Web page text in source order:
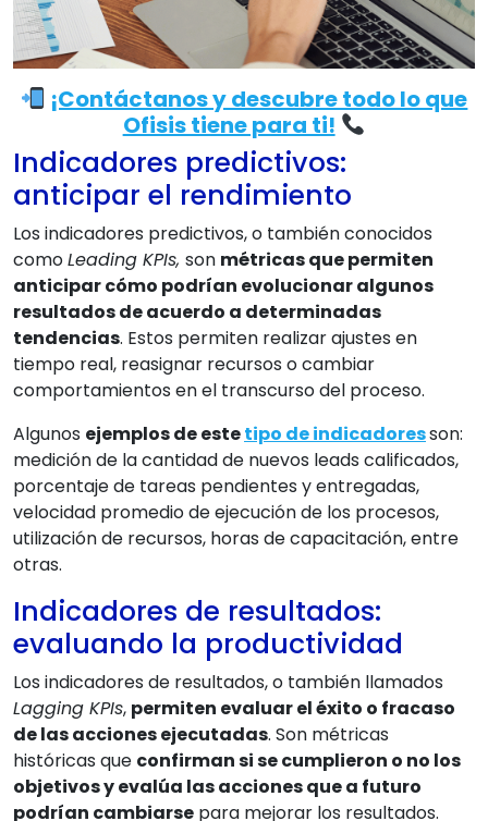
¡Contáctanos y descubre todo lo que
Ofisis tiene para ti!
Indicadores predictivos:
anticipar el rendimiento
Los indicadores predictivos, o también conocidos
comoLeading KPIs, son métricas que permiten
anticipar cómo podrían evolucionar algunos
resultados de acuerdo a determinadas
tendencias. Estos permiten realizar ajustes en
tiempo real, reasignar recursos o cambiar
comportamientos en el transcurso del proceso.
Algunos ejemplos de estetipo de indicadoresson:
medición de la cantidad de nuevos leads calificados,
porcentaje de tareas pendientes y entregadas,
velocidad promedio de ejecución de los procesos,
utilización de recursos, horas de capacitación, entre
otras.
Indicadores de resultados:
evaluando la productividad
Los indicadores de resultados, o también llamados
Lagging KPIs, permiten evaluar el éxito o fracaso
de las acciones ejecutadas. Son métricas
históricas que confirman si se cumplieron o no los
objetivos y evalúa las acciones que a futuro
podrían cambiarse para mejorar los resultados.